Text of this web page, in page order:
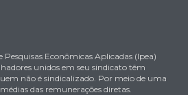
Econômicas Aplicadas (Ipea)
unidos em seu sindicato têm
não é sindicalizado. Por meio de uma
das remunerações diretas.